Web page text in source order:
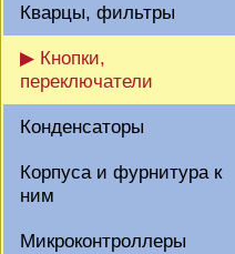
Кварцы, фильтры
▶ Кнопки,
переключатели
Конденсаторы
Корпуса и фурнитура к
ним
Микроконтроллеры